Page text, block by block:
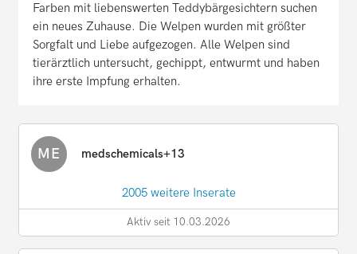
Farben mit liebenswerten Teddybärgesichtern suchen
ein neues Zuhause. Die Welpen wurden mit größter
Sorgfalt und Liebe aufgezogen. Alle Welpen sind
tierärztlich untersucht, gechippt, entwurmt und haben
ihre erste Impfung erhalten.
ME medschemicals+13
2005 weitere Inserate
Aktiv seit 10.03.2026